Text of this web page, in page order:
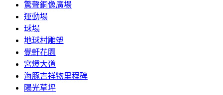
驚聲銅像廣場
運動場
球場
地球村雕塑
覺軒花園
宮燈大道
海豚吉祥物里程碑
陽光草坪